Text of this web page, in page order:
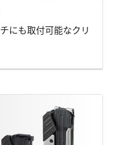
にも取付可能なクリ